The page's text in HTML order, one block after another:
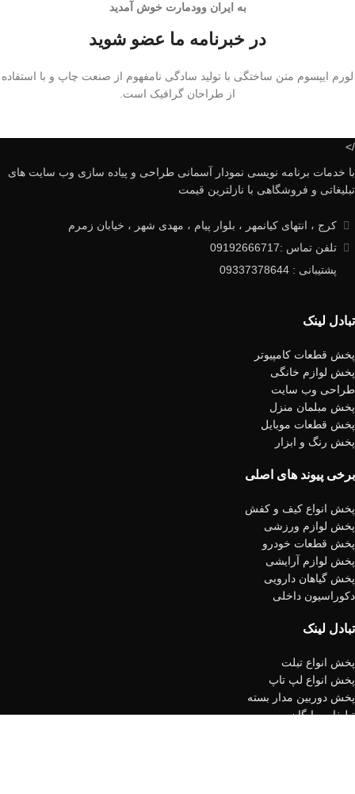
به ایران وودمارت خوش آمدید
در خبرنامه ما عضو شوید
لورم ایپسوم متن ساختگی با تولید سادگی نامفهوم از صنعت چاپ و با استفاده
از طراحان گرافیک است.
/>
با خدمات برنامه نویسی نمودار آسمانی طراحی و پیاده سازی وب سایت های
تبلیغاتی و فروشگاهی با نازلترین قیمت
کرج ، انتهای کیانمهر ، بلوار پیام ، مهدی شهر ، خیابان زمرم
تلفن تماس :09192666717
پشتیبانی : 09337378644
تبادل لینک
پخش قطعات کامپیوتر
پخش لوازم خانگی
طراحی وب سایت
پخش مبلمان منزل
پخش قطعات موبایل
پخش رنگ و ابزار
برخی پیوند های اصلی
پخش انواع کیف و کفش
پخش لوازم ورزشی
پخش قطعات خودرو
پخش لوازم آرایشی
پخش گیاهان دارویی
دکوراسیون داخلی
تبادل لینک
پخش انواع تبلت
پخش انواع لپ تاپ
پخش دوربین مدار بسته
تبلیغات رایگان